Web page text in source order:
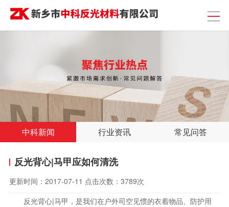
中科新闻 行业资讯 常见问答
反光背心|马甲应如何清洗
更新时间： 2017-07-11 点击次数： 3789次
反光背心|马甲，是我们在户外司空见惯的衣着物品、防护用